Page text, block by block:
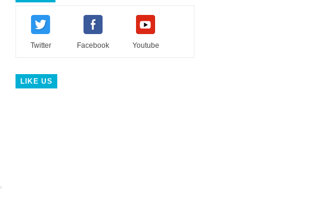
Twitter Facebook Youtube
LIKE US